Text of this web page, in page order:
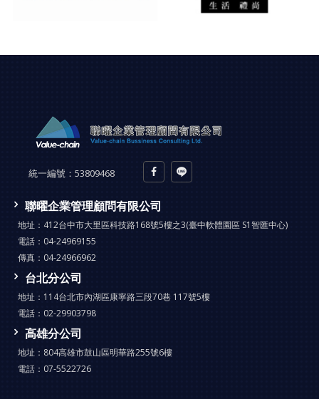
統一編號： 53809468
聯曜企業管理顧問有限公司
地址： 412台中市大里區科技路168號5樓之3(臺中軟體園區 S1智匯中心)
電話： 04-24969155
傳真： 04-24966962
台北分公司
地址： 114台北市內湖區康寧路三段70巷 117號5樓
電話： 02-29903798
高雄分公司
地址： 804高雄市鼓山區明華路255號6樓
電話： 07-5522726